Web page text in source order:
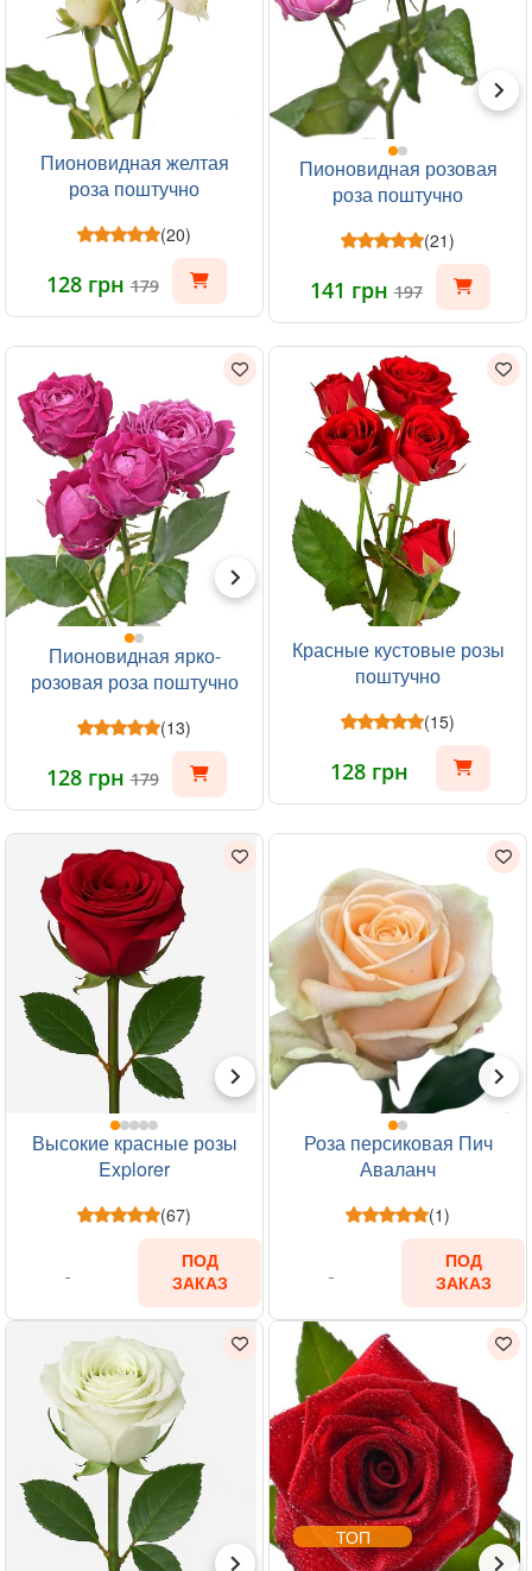
Пионовидная желтая
роза поштучно
(20)
128 грн179
Пионовидная розовая
роза поштучно
(21)
141 грн197
Пионовидная ярко-
розовая роза поштучно
(13)
128 грн179
Красные кустовые розы
поштучно
(15)
128 грн
Высокие красные розы
Explorer
(67)
ПОД
ЗАКАЗ
Роза персиковая Пич
Аваланч
(1)
ПОД
ЗАКАЗ
ТОП